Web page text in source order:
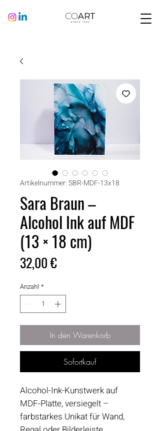
Artikelnummer: SBR-MDF-13x18
Sara Braun –
Alcohol Ink auf MDF
(13 × 18 cm)
32,00 €Preis
Anzahl *
In den Warenkorb
Sofortkauf
Alcohol-Ink-Kunstwerk auf
MDF-Platte, versiegelt –
farbstarkes Unikat für Wand,